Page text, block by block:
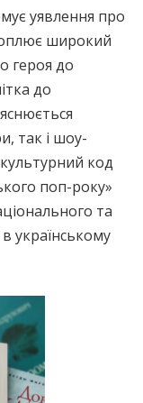
уявлення про
широкий
героя до
до
так і шоу-
код
поп-року»
та
українському